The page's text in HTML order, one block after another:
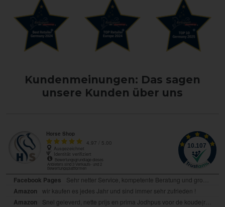
Kundenmeinungen: Das sagen
unsere Kunden über uns